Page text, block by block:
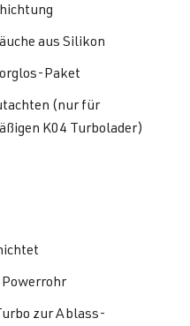
aus Silikon
Paket
(nur für
K04 Turbolader)
zur Ablass-